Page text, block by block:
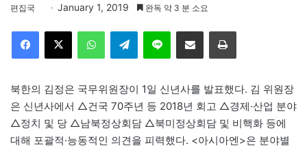
편집국 January 1, 2019 완독 약 3 분 소요
Telegram 이메일
북한의 김정은 국무위원장이 1일 신년사를 발표했다. 김 위원장
은 신년사에서 △건국 70주년 등 2018년 회고 △경제·산업 분야
△정치 및 당 △남북정상회담 △북미정상회담 및 비핵화 등에
대해 포괄적·능동적인 의견을 피력했다. <아시아엔>은 분야별